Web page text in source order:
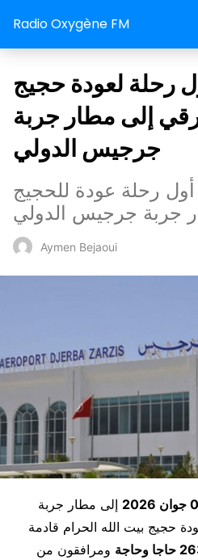
Radio Oxygène FM
رحلة لعودة حجيج
إلى مطار جربة
جرجيس الدولي
رحلة عودة للحجيج
جربة جرجيس الدولي
Aymen Bejaoui
إلى مطار جربة
حجيج بيت الله الحرام قادمة
وحاجة
ومرافقون من